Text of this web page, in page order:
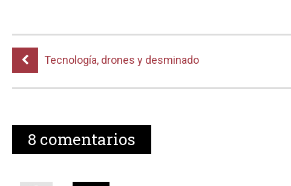
Tecnología, drones y desminado
8 comentarios